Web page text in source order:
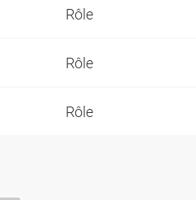
Rôle
Rôle
Rôle